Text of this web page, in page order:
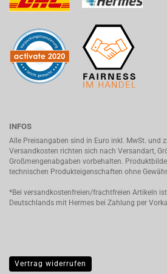
INFOS
Alle Preisangaben sind in Euro inkl. MwSt. und
Versandkosten richten sich nach Versandart,
Großmengenabgaben vorbehalten.
technischen Produkteigenschaften ohne
*Bei versandkostenfreien/frachtfreien Artikeln
Deutschlands mit Hermes bei Zahlung per
Vertrag widerrufen